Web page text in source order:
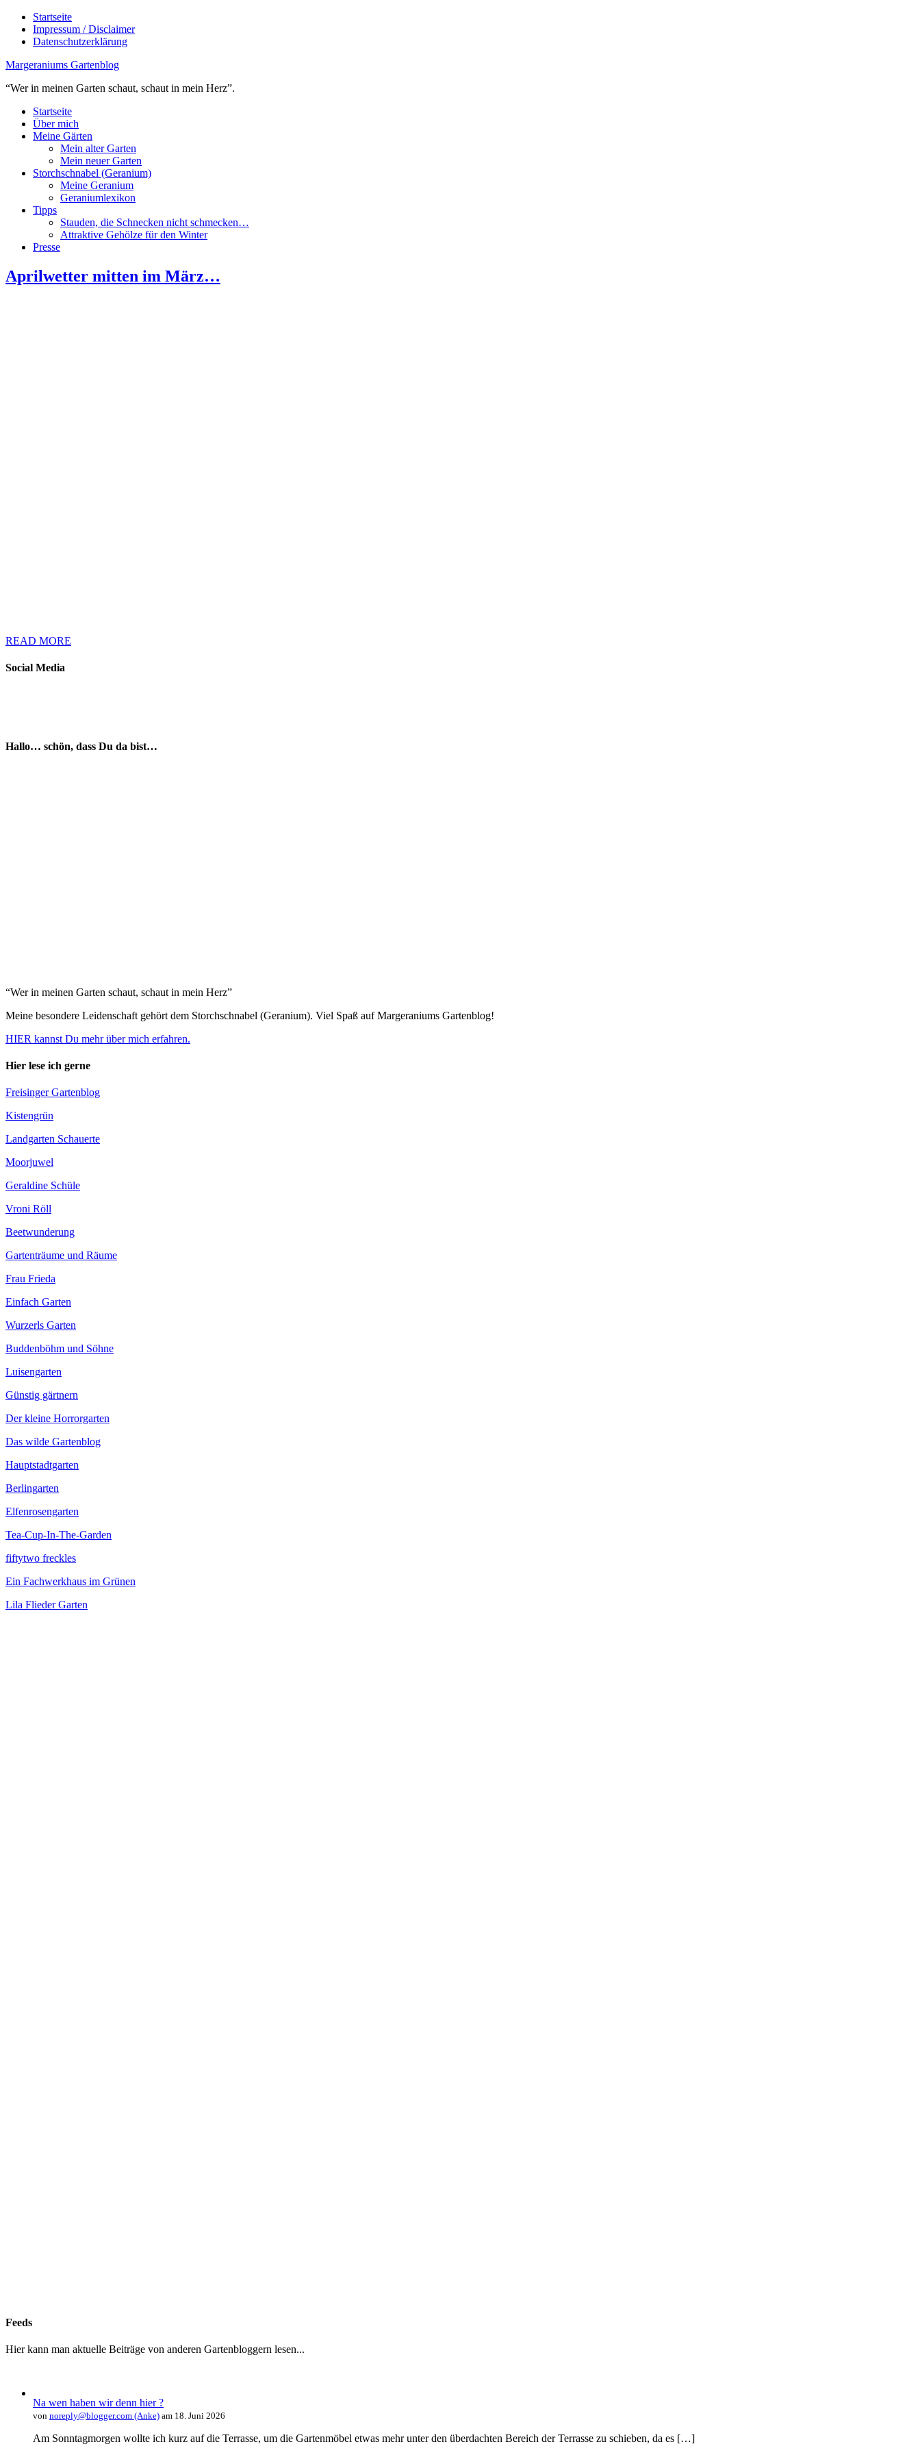
Startseite
Impressum / Disclaimer
Datenschutzerklärung
Margeraniums Gartenblog
“Wer in meinen Garten schaut, schaut in mein Herz”.
Startseite
Über mich
Meine Gärten
Mein alter Garten
Mein neuer Garten
Storchschnabel (Geranium)
Meine Geranium
Geraniumlexikon
Tipps
Stauden, die Schnecken nicht schmecken…
Attraktive Gehölze für den Winter
Presse
Aprilwetter mitten im März…
READ MORE
Social Media
Hallo… schön, dass Du da bist…
“Wer in meinen Garten schaut, schaut in mein Herz”
Meine besondere Leidenschaft gehört dem Storchschnabel (Geranium). Viel Spaß auf Margeraniums Gartenblog!
HIER kannst Du mehr über mich erfahren.
Hier lese ich gerne
Freisinger Gartenblog
Kistengrün
Landgarten Schauerte
Moorjuwel
Geraldine Schüle
Vroni Röll
Beetwunderung
Gartenträume und Räume
Frau Frieda
Einfach Garten
Wurzerls Garten
Buddenböhm und Söhne
Luisengarten
Günstig gärtnern
Der kleine Horrorgarten
Das wilde Gartenblog
Hauptstadtgarten
Berlingarten
Elfenrosengarten
Tea-Cup-In-The-Garden
fiftytwo freckles
Ein Fachwerkhaus im Grünen
Lila Flieder Garten
Feeds
Hier kann man aktuelle Beiträge von anderen Gartenbloggern lesen...
Na wen haben wir denn hier ?
von noreply@blogger.com (Anke) am 18. Juni 2026
Am Sonntagmorgen wollte ich kurz auf die Terrasse, um die Gartenmöbel etwas mehr unter den überdachten Bereich der Terrasse zu schieben, da es […]